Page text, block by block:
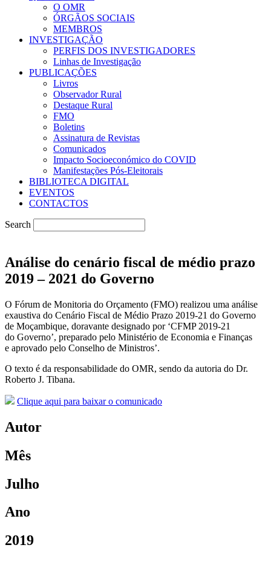
O OMR
ÓRGÃOS SOCIAIS
MEMBROS
INVESTIGAÇÃO
PERFIS DOS INVESTIGADORES
Linhas de Investigação
PUBLICAÇÕES
Livros
Observador Rural
Destaque Rural
FMO
Boletins
Assinatura de Revistas
Comunicados
Impacto Socioeconómico do COVID
Manifestações Pós-Eleitorais
BIBLIOTECA DIGITAL
EVENTOS
CONTACTOS
Search
Análise do cenário fiscal de médio prazo
2019 – 2021 do Governo
O Fórum de Monitoria do Orçamento (FMO) realizou uma análise
exaustiva do Cenário Fiscal de Médio Prazo 2019-21 do Governo
de Moçambique, doravante designado por ‘CFMP 2019-21
do Governo’, preparado pelo Ministério de Economia e Finanças
e aprovado pelo Conselho de Ministros’.
O texto é da responsabilidade do OMR, sendo da autoria do Dr.
Roberto J. Tibana.
Clique aqui para baixar o comunicado
Autor
Mês
Julho
Ano
2019